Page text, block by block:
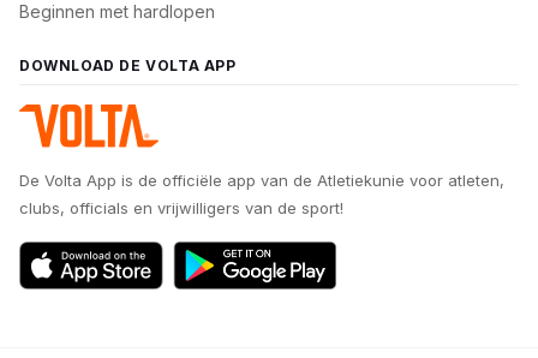
Beginnen met hardlopen
DOWNLOAD DE VOLTA APP
De Volta App is de officiële app van de Atletiekunie voor atleten,
clubs, officials en vrijwilligers van de sport!